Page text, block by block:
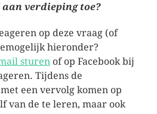
aan verdieping toe?
op deze vraag (of
hieronder?
sturenof op Facebook bij
Tijdens de
een vervolg komen op
van de te leren, maar ook